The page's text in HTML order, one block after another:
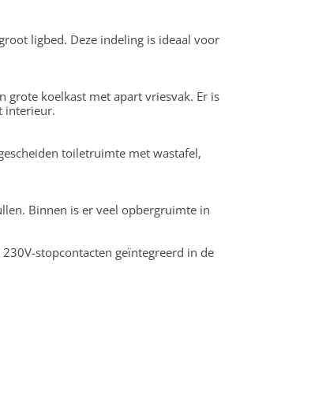
ligbed. Deze indeling is ideaal voor
grote koelkast met apart vriesvak. Er is
interieur.
toiletruimte met wastafel,
Binnen is er veel opbergruimte in
stopcontacten geïntegreerd in de